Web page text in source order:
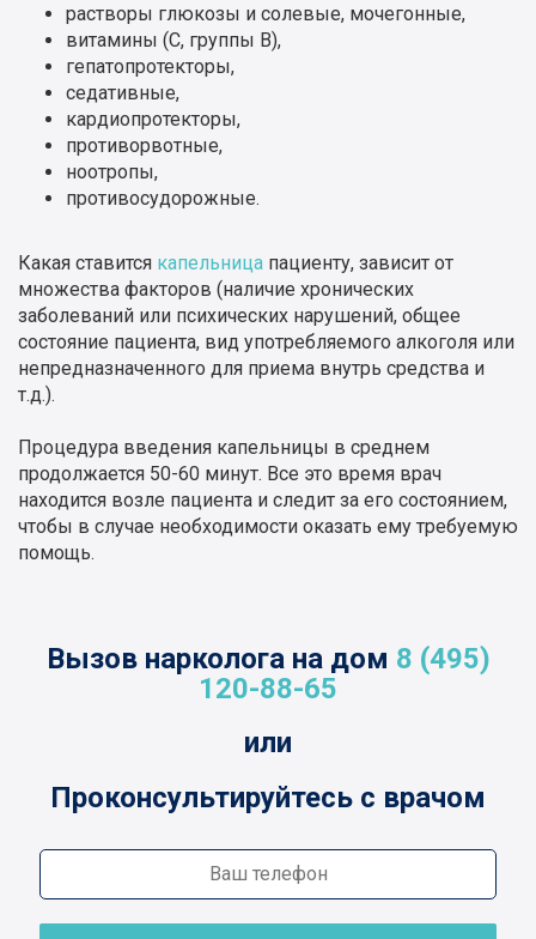
растворы глюкозы и солевые, мочегонные,
витамины (С, группы В),
гепатопротекторы,
седативные,
кардиопротекторы,
противорвотные,
ноотропы,
противосудорожные.
Какая ставится капельница пациенту, зависит от
множества факторов (наличие хронических
заболеваний или психических нарушений, общее
состояние пациента, вид употребляемого алкоголя или
непредназначенного для приема внутрь средства и
т.д.).
Процедура введения капельницы в среднем
продолжается 50-60 минут. Все это время врач
находится возле пациента и следит за его состоянием,
чтобы в случае необходимости оказать ему требуемую
помощь.
Вызов нарколога на дом 8 (495)
120-88-65
или
Проконсультируйтесь с врачом